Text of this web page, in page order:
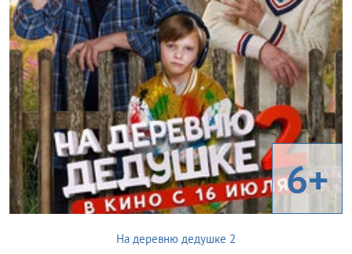
6+
На деревню дедушке 2